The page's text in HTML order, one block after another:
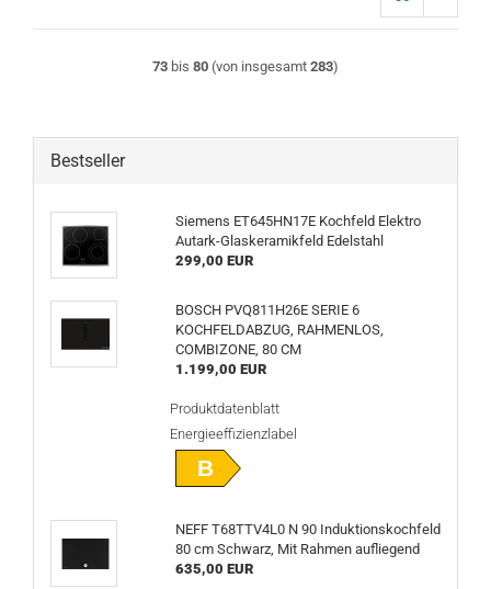
73 bis 80 (von insgesamt 283)
Bestseller
Siemens ET645HN17E Kochfeld Elektro
Autark-Glaskeramikfeld Edelstahl
299,00 EUR
BOSCH PVQ811H26E SERIE 6
KOCHFELDABZUG, RAHMENLOS,
COMBIZONE, 80 CM
1.199,00 EUR
Produktdatenblatt
Energieeffizienzlabel
B
NEFF T68TTV4L0 N 90 Induktionskochfeld
80 cm Schwarz, Mit Rahmen aufliegend
635,00 EUR